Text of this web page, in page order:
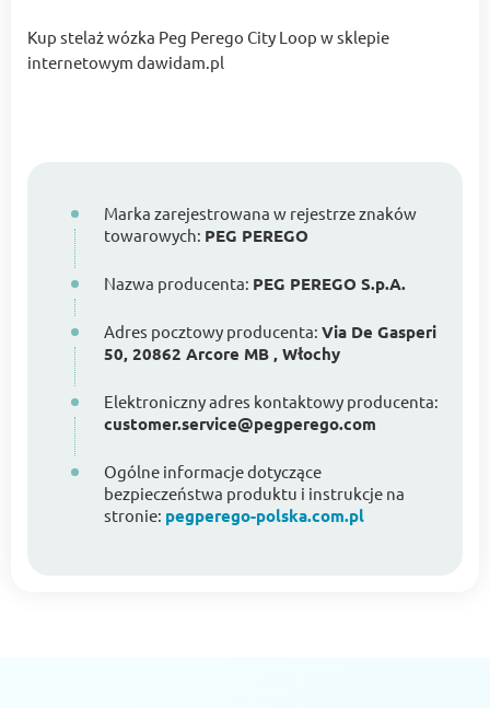
Kup stelaż wózka Peg Perego City Loop w sklepie
internetowym dawidam.pl
Marka zarejestrowana w rejestrze znaków
towarowych: PEG PEREGO
Nazwa producenta: PEG PEREGO S.p.A.
Adres pocztowy producenta: Via De Gasperi
50, 20862 Arcore MB , Włochy
Elektroniczny adres kontaktowy producenta:
customer.service@pegperego.com
Ogólne informacje dotyczące
bezpieczeństwa produktu i instrukcje na
stronie: pegperego-polska.com.pl